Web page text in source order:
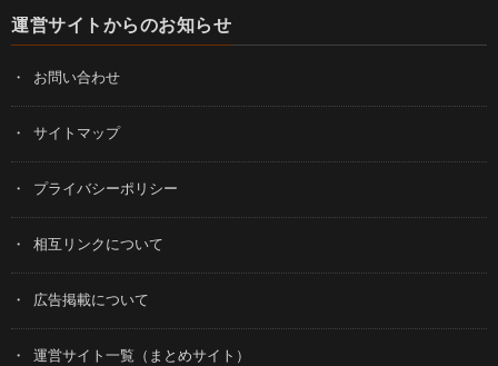
運営サイトからのお知らせ
お問い合わせ
サイトマップ
プライバシーポリシー
相互リンクについて
広告掲載について
運営サイト一覧（まとめサイト）